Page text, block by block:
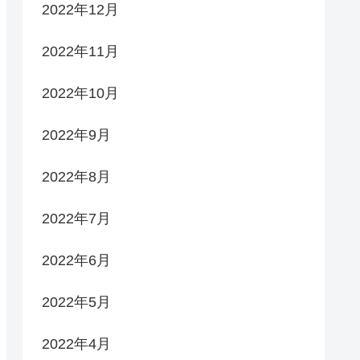
2022年12月
2022年11月
2022年10月
2022年9月
2022年8月
2022年7月
2022年6月
2022年5月
2022年4月